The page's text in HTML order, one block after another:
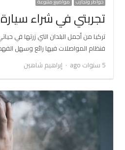
تجربتي في شراء
تركيا من أجمل البلدان التي زرتها في
فنظام المواصلات فيها رائع وسهل
5 سنوات ago
Author
إبراهيم شاهين